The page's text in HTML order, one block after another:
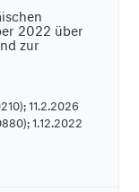
2022 über
zur
11.2.2026
1.12.2022